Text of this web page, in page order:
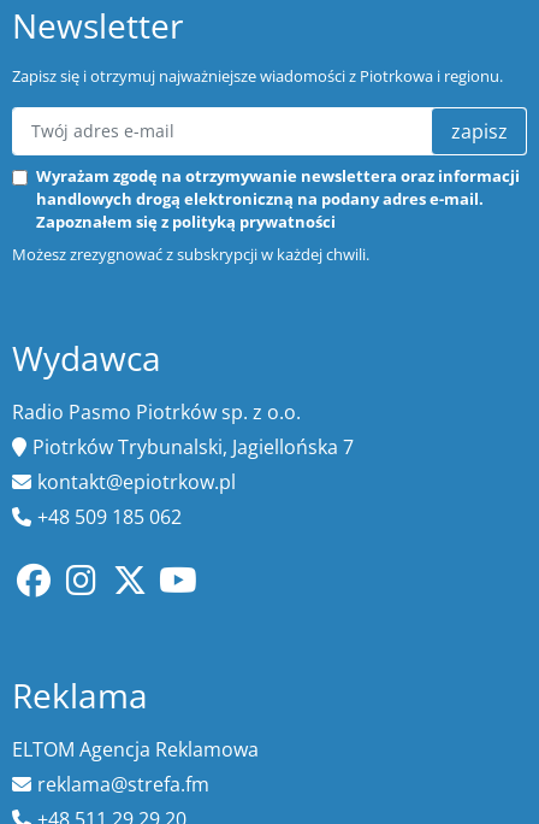
Newsletter
Zapisz się i otrzymuj najważniejsze wiadomości z Piotrkowa i regionu.
zapisz
Wyrażam zgodę na otrzymywanie newslettera oraz informacji
handlowych drogą elektroniczną na podany adres e-mail.
Zapoznałem się z polityką prywatności
Możesz zrezygnować z subskrypcji w każdej chwili.
Wydawca
Radio Pasmo Piotrków sp. z o.o.
Piotrków Trybunalski, Jagiellońska 7
kontakt@epiotrkow.pl
+48 509 185 062
Reklama
ELTOM Agencja Reklamowa
reklama@strefa.fm
+48 511 29 29 20